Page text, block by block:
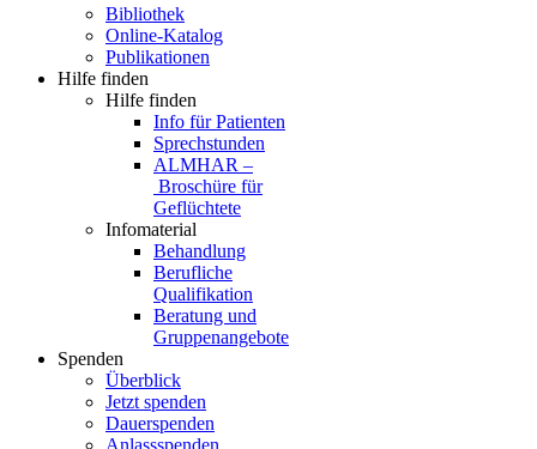
Bibliothek
Online-Katalog
Publikationen
Hilfe finden
Hilfe finden
Info für Patienten
Sprechstunden
ALMHAR –
Broschüre für
Geflüchtete
Infomaterial
Behandlung
Berufliche
Qualifikation
Beratung und
Gruppenangebote
Spenden
Überblick
Jetzt spenden
Dauerspenden
Anlassspenden